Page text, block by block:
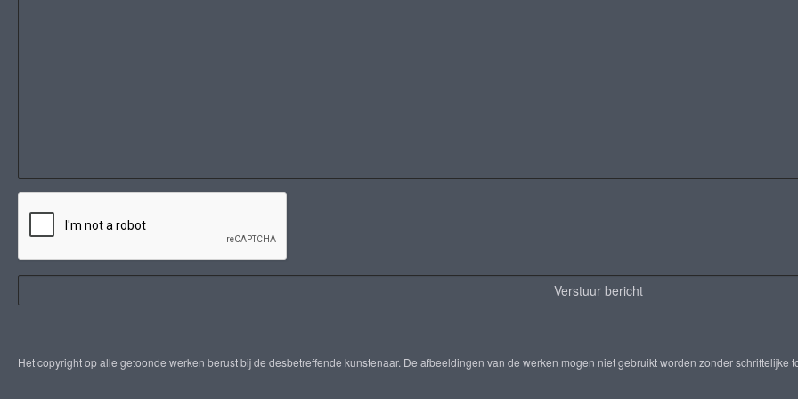
Het copyright op alle getoonde werken berust bij de desbetreffende kunstenaar. De afbeeldingen van de werken mogen niet gebruikt worden zonder schriftelijke